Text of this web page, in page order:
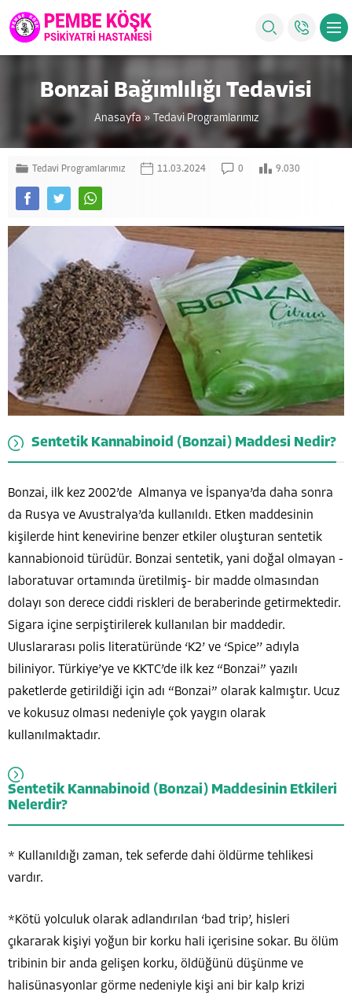
Bonzai Bağımlılığı Tedavisi
Anasayfa » Tedavi Programlarımız
Tedavi Programlarımız 11.03.2024 0 9.030
Sentetik Kannabinoid (Bonzai) Maddesi Nedir?
Bonzai, ilk kez 2002’de Almanya ve İspanya’da daha sonra
da Rusya ve Avustralya’da kullanıldı. Etken maddesinin
kişilerde hint kenevirine benzer etkiler oluşturan sentetik
kannabionoid türüdür. Bonzai sentetik, yani doğal olmayan -
laboratuvar ortamında üretilmiş- bir madde olmasından
dolayı son derece ciddi riskleri de beraberinde getirmektedir.
Sigara içine serpiştirilerek kullanılan bir maddedir.
Uluslararası polis literatüründe ‘K2’ ve ‘Spice’’ adıyla
biliniyor. Türkiye’ye ve KKTC’de ilk kez “Bonzai” yazılı
paketlerde getirildiği için adı “Bonzai” olarak kalmıştır. Ucuz
ve kokusuz olması nedeniyle çok yaygın olarak
kullanılmaktadır.
Sentetik Kannabinoid (Bonzai) Maddesinin Etkileri
Nelerdir?
* Kullanıldığı zaman, tek seferde dahi öldürme tehlikesi
vardır.
*Kötü yolculuk olarak adlandırılan ‘bad trip’, hisleri
çıkararak kişiyi yoğun bir korku hali içerisine sokar. Bu ölüm
tribinin bir anda gelişen korku, öldüğünü düşünme ve
halisünasyonlar görme nedeniyle kişi ani bir kalp krizi